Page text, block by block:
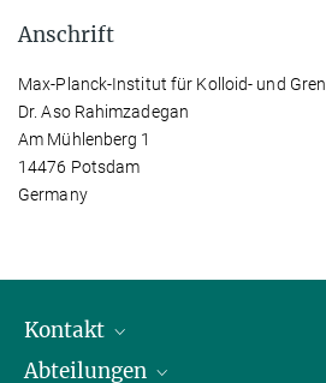
Anschrift
Max-Planck-Institut für Kolloid- und
Dr. Aso Rahimzadegan
Am Mühlenberg 1
14476 Potsdam
Germany
Kontakt
Mitarbeiterverzeichnis
Abteilungen